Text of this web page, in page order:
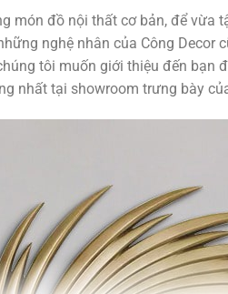
món đồ nội thất cơ bản, để
nghệ nhân của Công
tôi muốn giới thiệu đến
nhất tại showroom trưng bày